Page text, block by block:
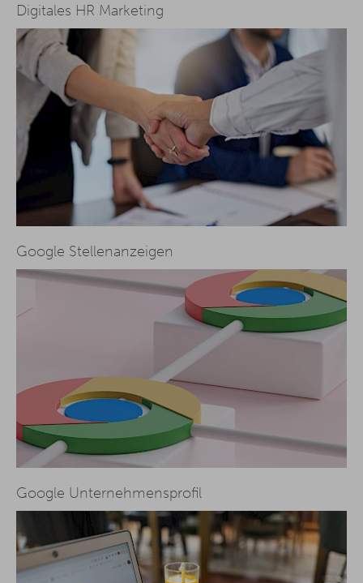
Digitales HR Marketing
Google Stellenanzeigen
Google Unternehmensprofil